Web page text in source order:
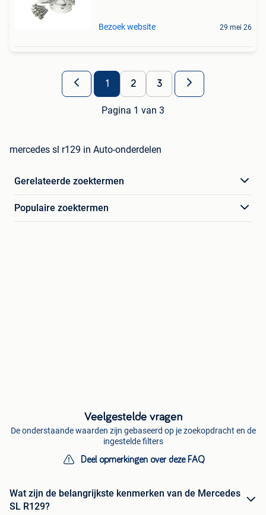
Bezoek website 29 mei 26
1 2 3
Pagina 1 van 3
mercedes sl r129 in Auto-onderdelen
Gerelateerde zoektermen
Populaire zoektermen
Veelgestelde vragen
De onderstaande waarden zijn gebaseerd op je zoekopdracht en de
ingestelde filters
Deel opmerkingen over deze FAQ
Wat zijn de belangrijkste kenmerken van de Mercedes
SL R129?